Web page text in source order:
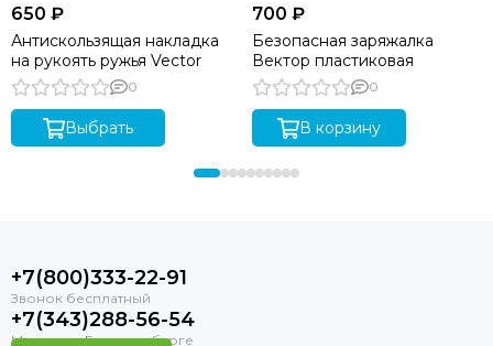
650 ₽
Антискользящая накладка
на рукоять ружья Vector
0
Выбрать
700 ₽
Безопасная заряжалка
Вектор пластиковая
0
В корзину
+7(800)333-22-91
+7(343)288-56-54